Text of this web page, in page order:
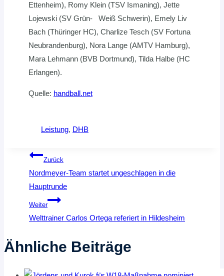
Ettenheim), Romy Klein (TSV Ismaning), Jette
Lojewski (SV Grün- Weiß Schwerin), Emely Liv
Bach (Thüringer HC), Charlize Tesch (SV Fortuna
Neubrandenburg), Nora Lange (AMTV Hamburg),
Mara Lehmann (BVB Dortmund), Tilda Halbe (HC
Erlangen).
Quelle: handball.net
Leistung, DHB
Beitragsnavigation
Zurück
Nordmeyer-Team startet ungeschlagen in die
Hauptrunde
Weiter
Welttrainer Carlos Ortega referiert in Hildesheim
Ähnliche Beiträge